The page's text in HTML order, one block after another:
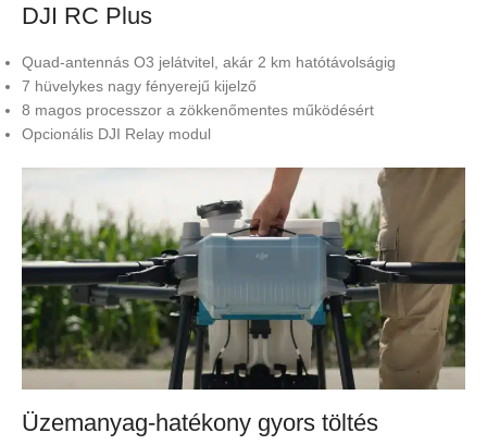
DJI RC Plus
Quad-antennás O3 jelátvitel, akár 2 km hatótávolságig
7 hüvelykes nagy fényerejű kijelző
8 magos processzor a zökkenőmentes működésért
Opcionális DJI Relay modul
Üzemanyag-hatékony gyors töltés